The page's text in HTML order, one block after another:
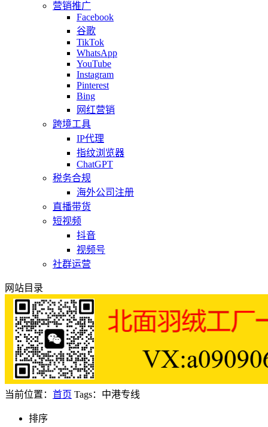
营销推广
Facebook
谷歌
TikTok
WhatsApp
YouTube
Instagram
Pinterest
Bing
网红营销
跨境工具
IP代理
指纹浏览器
ChatGPT
税务合规
海外公司注册
直播带货
短视频
抖音
视频号
社群运营
网站目录
当前位置： 首页 Tags：中港专线
排序